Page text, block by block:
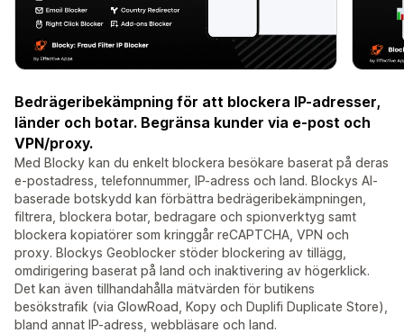
Bedrägeribekämpning för att blockera IP-adresser,
länder och botar. Begränsa kunder via e-post och
VPN/proxy.
Med Blocky kan du enkelt blockera besökare baserat på deras
e-postadress, telefonnummer, IP-adress och land. Blockys AI-
baserade botskydd kan förbättra bedrägeribekämpningen,
filtrera, blockera botar, bedragare och spionverktyg samt
blockera kopiatörer som kringgår reCAPTCHA, VPN och
proxy. Blockys Geoblocker stöder blockering av tillägg,
omdirigering baserat på land och inaktivering av högerklick.
Det kan även tillhandahålla mätvärden för butikens
besökstrafik (via GlowRoad, Kopy och Duplifi Duplicate Store),
bland annat IP-adress, webbläsare och land.